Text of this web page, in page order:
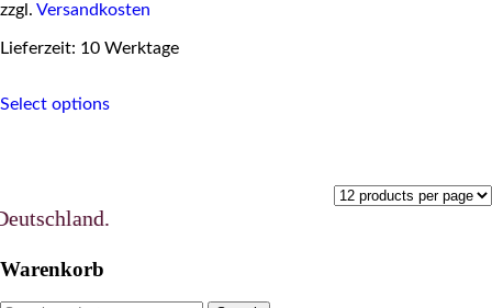
zzgl. Versandkosten
Lieferzeit: 10 Werktage
Select optionsproduct
Warenkorb